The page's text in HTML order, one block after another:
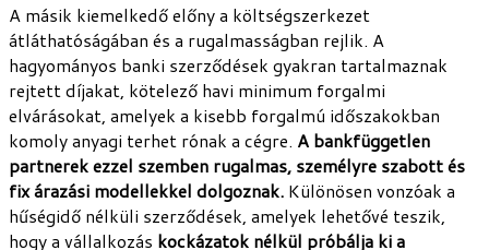
A másik kiemelkedő előny a költségszerkezet
átláthatóságában és a rugalmasságban rejlik. A
hagyományos banki szerződések gyakran tartalmaznak
rejtett díjakat, kötelező havi minimum forgalmi
elvárásokat, amelyek a kisebb forgalmú időszakokban
komoly anyagi terhet rónak a cégre. A bankfüggetlen
partnerek ezzel szemben rugalmas, személyre szabott és
fix árazási modellekkel dolgoznak. Különösen vonzóak a
hűségidő nélküli szerződések, amelyek lehetővé teszik,
hogy a vállalkozás kockázatok nélkül próbálja ki a